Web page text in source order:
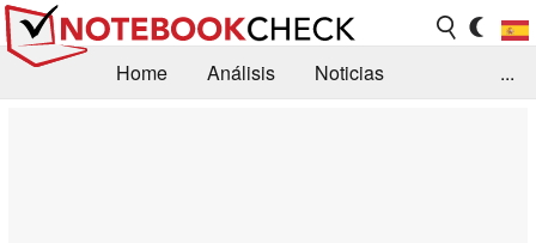
Home Análisis
Noticias
...